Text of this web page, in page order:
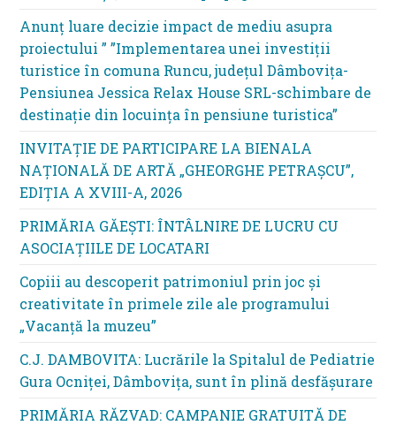
Anunț luare decizie impact de mediu asupra
proiectului ” ”Implementarea unei investiții
turistice în comuna Runcu, județul Dâmbovița-
Pensiunea Jessica Relax House SRL-schimbare de
destinație din locuința în pensiune turistica”
INVITAȚIE DE PARTICIPARE LA BIENALA
NAȚIONALĂ DE ARTĂ „GHEORGHE PETRAȘCU”,
EDIŢIA A XVIII-A, 2026
PRIMĂRIA GĂEȘTI: ÎNTÂLNIRE DE LUCRU CU
ASOCIAȚIILE DE LOCATARI
Copiii au descoperit patrimoniul prin joc și
creativitate în primele zile ale programului
„Vacanță la muzeu”
C.J. DAMBOVITA: Lucrările la Spitalul de Pediatrie
Gura Ocniței, Dâmbovița, sunt în plină desfășurare
PRIMĂRIA RĂZVAD: CAMPANIE GRATUITĂ DE